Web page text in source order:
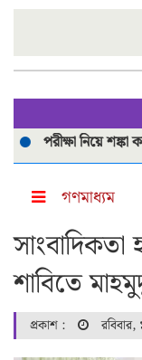
পরীক্ষা নিয়ে শঙ্কা
গণমাধ্যম
সাংবাদিকতা
শাবিতে
প্রকাশ :